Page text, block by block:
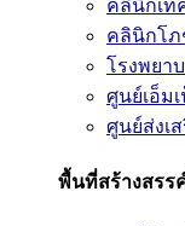
คลินิกเท
คลินิกโภ
โรงพยา
ศูนย์เอ็ม
ศูนย์ส่งเ
พื้นที่สร้างสรร